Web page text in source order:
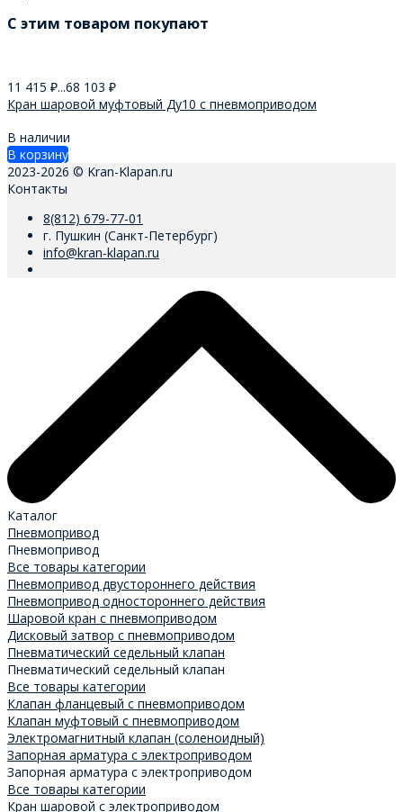
C этим товаром покупают
11 415 ₽...68 103 ₽
Кран шаровой муфтовый Ду10 с пневмоприводом
В наличии
В корзину
2023-2026 © Kran-Klapan.ru
Контакты
8(812) 679-77-01
г. Пушкин (Санкт-Петербург)
info@kran-klapan.ru
Каталог
Пневмопривод
Пневмопривод
Все товары категории
Пневмопривод двустороннего действия
Пневмопривод одностороннего действия
Шаровой кран с пневмоприводом
Дисковый затвор с пневмоприводом
Пневматический седельный клапан
Пневматический седельный клапан
Все товары категории
Клапан фланцевый с пневмоприводом
Клапан муфтовый с пневмоприводом
Электромагнитный клапан (соленоидный)
Запорная арматура с электроприводом
Запорная арматура с электроприводом
Все товары категории
Кран шаровой с электроприводом